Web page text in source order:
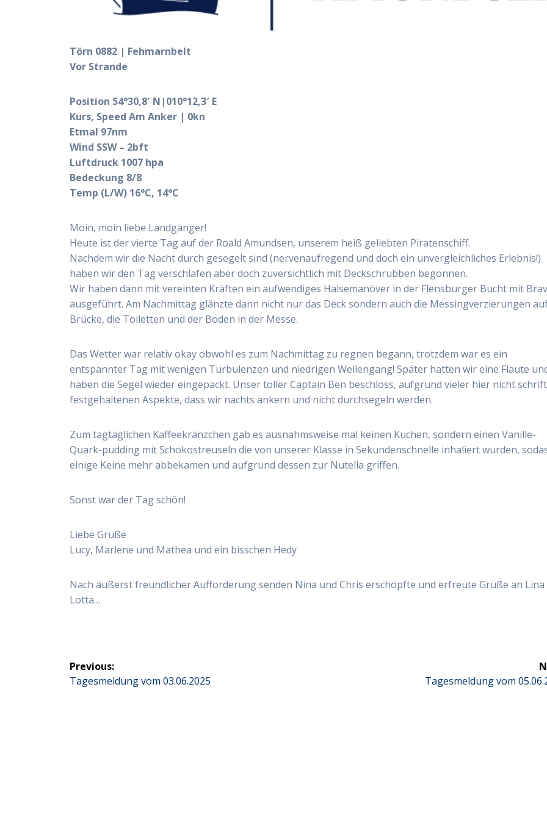
Törn 0882 | Fehmarnbelt
Vor Strande
Position 54°30,8′ N|010°12,3′ E
Kurs, Speed Am Anker | 0kn
Etmal 97nm
Wind SSW – 2bft
Luftdruck 1007 hpa
Bedeckung 8/8
Temp (L/W) 16°C, 14°C
Moin, moin liebe Landgänger!
Heute ist der vierte Tag auf der Roald Amundsen, unserem heiß geliebten Piratenschiff.
Nachdem wir die Nacht durch gesegelt sind (nervenaufregend und doch ein unvergleichliches Erlebnis!)
haben wir den Tag verschlafen aber doch zuversichtlich mit Deckschrubben begonnen.
Wir haben dann mit vereinten Kräften ein aufwendiges Halsemanöver in der Flensburger Bucht mit
ausgeführt. Am Nachmittag glänzte dann nicht nur das Deck sondern auch die Messingverzierungen
Brücke, die Toiletten und der Boden in der Messe.
Das Wetter war relativ okay obwohl es zum Nachmittag zu regnen begann, trotzdem war es ein
entspannter Tag mit wenigen Turbulenzen und niedrigen Wellengang! Später hatten wir eine Flaute
haben die Segel wieder eingepackt. Unser toller Captain Ben beschloss, aufgrund vieler hier nicht
festgehaltenen Aspekte, dass wir nachts ankern und nicht durchsegeln werden.
Zum tagtäglichen Kaffeekränzchen gab es ausnahmsweise mal keinen Kuchen, sondern einen Vanille-
Quark-pudding mit Schokostreuseln die von unserer Klasse in Sekundenschnelle inhaliert wurden,
einige Keine mehr abbekamen und aufgrund dessen zur Nutella griffen.
Sonst war der Tag schön!
Liebe Grüße
Lucy, Marlene und Mathea und ein bisschen Hedy
Nach äußerst freundlicher Aufforderung senden Nina und Chris erschöpfte und erfreute Grüße an Lina
Lotta…
Beitragsnavigation
Previous:
Previous
Tagesmeldung vom 03.06.2025
Next
Tagesmeldung vom